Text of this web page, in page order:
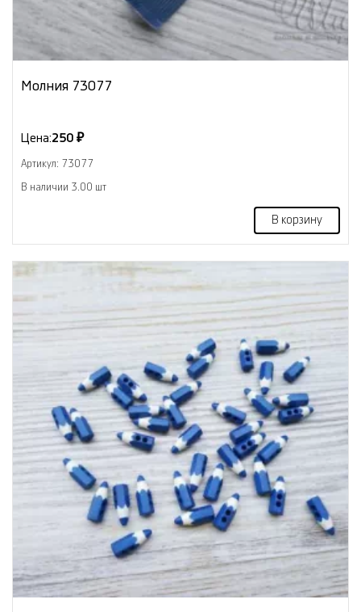
Молния 73077
Цена:250 ₽
Артикул: 73077
В наличии 3.00 шт
В корзину